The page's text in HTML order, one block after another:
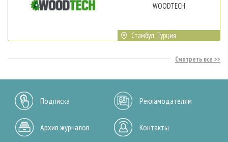
WOODTECH
Стамбул, Турция
Смотреть все
Подписка Рекламодателям
Архив журналов Контакты